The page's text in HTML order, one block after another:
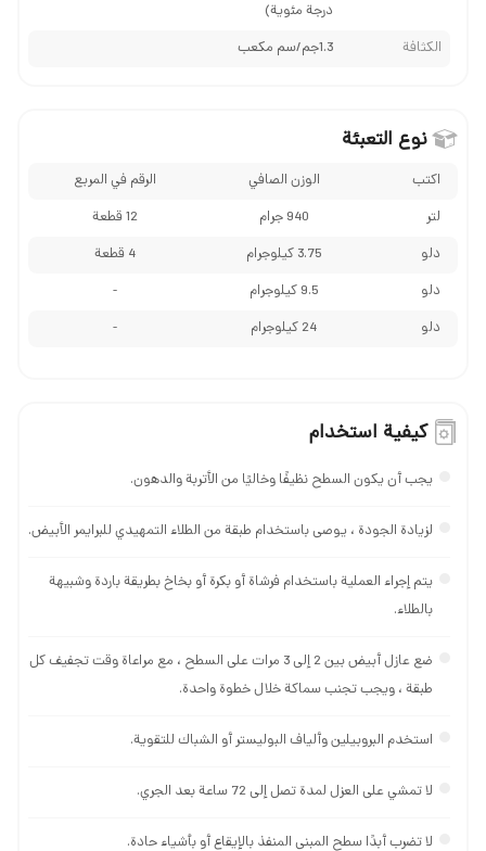
درجة مئوية)
الكثافة
1.3جم/سم مكعب
نوع التعبئة
اكتب الوزن الصافي
الرقم في المربع
لتر
940 جرام
12 قطعة
دلو
3.75 کیلوجرام
4 قطعة
دلو
9.5 کیلوجرام
-
دلو
24 کیلوجرام -
كيفية استخدام
يجب أن يكون السطح نظيفًا وخاليًا من الأتربة والدهون.
لزيادة الجودة ، يوصى باستخدام طبقة من الطلاء التمهيدي للبرایمر الأبيض.
يتم إجراء العملية باستخدام فرشاة أو بكرة أو بخاخ بطريقة باردة وشبيهة
بالطلاء.
ضع عازل أبيض بين 2 إلى 3 مرات على السطح ، مع مراعاة وقت تجفيف كل
طبقة ، ويجب تجنب سماكة خلال خطوة واحدة.
استخدم البروبيلين وألياف البوليستر أو الشباك للتقوية.
لا تمشي على العزل لمدة تصل إلى 72 ساعة بعد الجري.
لا تضرب أبدًا سطح المبنى المنفذ بالإيقاع أو بأشياء حادة.